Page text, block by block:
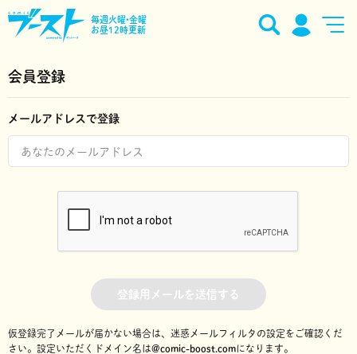
毎週火曜•金曜
お昼12時更新
会員登録
メールアドレスで登録
登録用メールを送信する
仮登録完了メールが届かない場合は、迷惑メールフィルタの設定をご確認くだ
さい。 設定いただくドメイン名は@comic-boost.comになります。